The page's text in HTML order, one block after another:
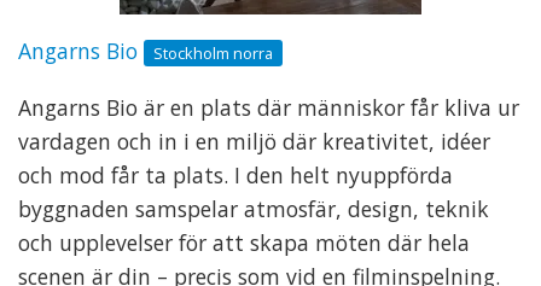
Angarns Bio Stockholm norra
Angarns Bio är en plats där människor får kliva ur
vardagen och in i en miljö där kreativitet, idéer
och mod får ta plats. I den helt nyuppförda
byggnaden samspelar atmosfär, design, teknik
och upplevelser för att skapa möten där hela
scenen är din – precis som vid en filminspelning.